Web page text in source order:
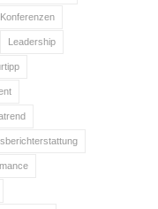
Konferenzen
Leadership